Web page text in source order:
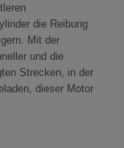
die Reibung
Mit der
und die
Strecken, in der
dieser Motor